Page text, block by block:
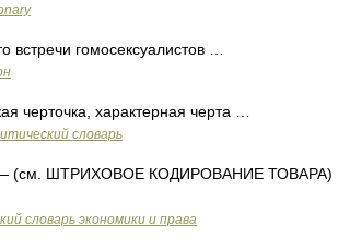
встречи гомосексуалистов …
черточка, характерная черта …
словарь
(см. ШТРИХОВОЕ КОДИРОВАНИЕ ТОВАРА)
словарь экономики и права